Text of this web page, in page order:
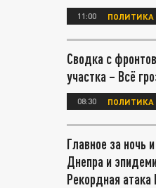
11:00 ПОЛИТИКА
Сводка с
участка – Всё
08:30 ПОЛИТИКА
Главное за ночь
Днепра и
Рекордная